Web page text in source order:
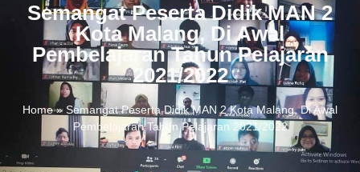
Semangat Peserta Didik MAN 2
Kota Malang, Di Awal
Pembelajaran Tahun Pelajaran
2021/2022
Home»Semangat Peserta Didik MAN 2 Kota Malang, Di Awal
Pembelajaran Tahun Pelajaran 2021/2022